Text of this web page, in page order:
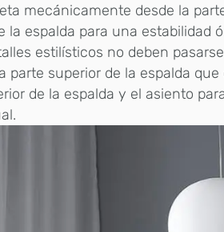
mecánicamente desde la
la espalda para una estabilidad
estilísticos no deben
parte superior de la espalda
de la espalda y el asiento